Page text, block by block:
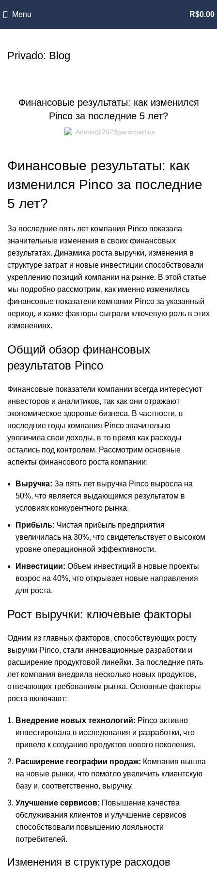
Menu R$0.00
Privado: Blog
Финансовые результаты: как изменился
Pinco за последние 5 лет?
Admin@2023parismartins
Финансовые результаты: как
изменился Pinco за последние
5 лет?
За последние пять лет компания Pinco показала
значительные изменения в своих финансовых
результатах. Динамика роста выручки, изменения в
структуре затрат и новые инвестиции способствовали
укреплению позиций компании на рынке. В этой статье
мы подробно рассмотрим, как именно изменились
финансовые показатели компании Pinco за указанный
период, и какие факторы сыграли ключевую роль в этих
изменениях.
Общий обзор финансовых
результатов Pinco
Финансовые показатели компании всегда интересуют
инвесторов и аналитиков, так как они отражают
экономическое здоровье бизнеса. В частности, в
последние годы компания Pinco значительно
увеличила свои доходы, в то время как расходы
остались под контролем. Рассмотрим основные
аспекты финансового роста компании:
Выручка: За пять лет выручка Pinco выросла на
50%, что является выдающимся результатом в
условиях конкурентного рынка.
Прибыль: Чистая прибыль предприятия
увеличилась на 30%, что свидетельствует о высоком
уровне операционной эффективности.
Инвестиции: Объем инвестиций в новые проекты
возрос на 40%, что открывает новые направления
для роста.
Рост выручки: ключевые факторы
Одним из главных факторов, способствующих росту
выручки Pinco, стали инновационные разработки и
расширение продуктовой линейки. За последние пять
лет компания внедрила несколько новых продуктов,
отвечающих требованиям рынка. Основные факторы
роста включают:
Внедрение новых технологий: Pinco активно
инвестировала в исследования и разработки, что
привело к созданию продуктов нового поколения.
Расширение географии продаж: Компания вышла
на новые рынки, что помогло увеличить клиентскую
базу и, соответственно, выручку.
Улучшение сервисов: Повышение качества
обслуживания клиентов и улучшение сервисов
способствовали повышению лояльности
потребителей.
Изменения в структуре расходов